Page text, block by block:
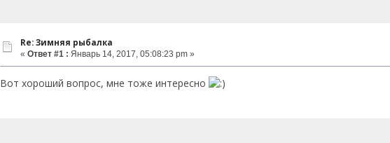
Re: Зимняя рыбалка
« Ответ #1 : Январь 14, 2017, 05:08:23 pm »
Вот хороший вопрос, мне тоже интересно